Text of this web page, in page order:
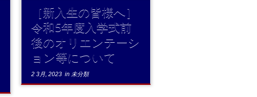
［新入生の皆様へ］
令和5年度入学式前
後のオリエンテーシ
ョン等について
2 3月, 2023 in未分類